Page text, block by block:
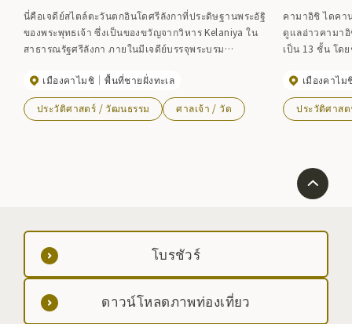
นี่คือเจดีย์สไตล์ตะวันตกอินโดศรีลังกาที่ประดิษฐานพระอัฐิ
ของพระพุทธเจ้า ซึ่งเป็นของขวัญจากวิหาร Kelaniya ใน
สาธารณรัฐศรีลังกา ภายในมีเจดีย์บรรจุพระบรม
แต่ละนิกาย
เมืองคาไมชิ พื้นที่ชายฝั่งทะเล
ประวัติศาสตร์ / วัฒนธรรม ศาลเจ้า / วัด
คามาอิชิ ไดคา
ดูแลอ่าวคามา
เป็น 13 ชั้น โด
ให้กับเทพเจ้า
เป็นที่จัดแสดง
ปลาที่ปรากฏอ
เมืองคาไม
ประวัติศาส
โบรชัวร์
ดาวน์โหลดภาพท่องเที่ยว